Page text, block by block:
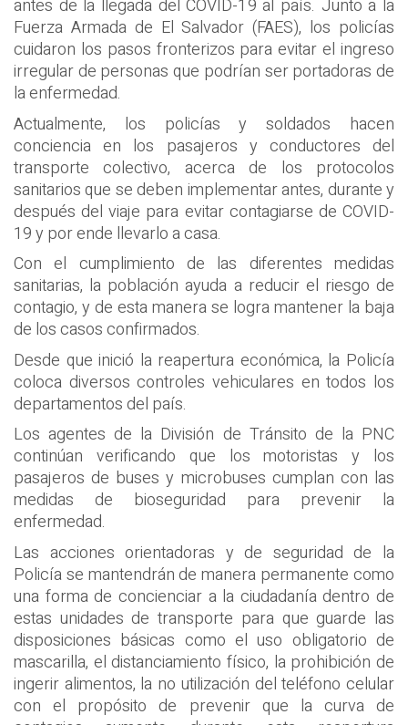
antes de la llegada del COVID-19 al país. Junto a la
Fuerza Armada de El Salvador (FAES), los policías
cuidaron los pasos fronterizos para evitar el ingreso
irregular de personas que podrían ser portadoras de
la enfermedad.
Actualmente, los policías y soldados hacen
conciencia en los pasajeros y conductores del
transporte colectivo, acerca de los protocolos
sanitarios que se deben implementar antes, durante y
después del viaje para evitar contagiarse de COVID-
19 y por ende llevarlo a casa.
Con el cumplimiento de las diferentes medidas
sanitarias, la población ayuda a reducir el riesgo de
contagio, y de esta manera se logra mantener la baja
de los casos confirmados.
Desde que inició la reapertura económica, la Policía
coloca diversos controles vehiculares en todos los
departamentos del país.
Los agentes de la División de Tránsito de la PNC
continúan verificando que los motoristas y los
pasajeros de buses y microbuses cumplan con las
medidas de bioseguridad para prevenir la
enfermedad.
Las acciones orientadoras y de seguridad de la
Policía se mantendrán de manera permanente como
una forma de concienciar a la ciudadanía dentro de
estas unidades de transporte para que guarde las
disposiciones básicas como el uso obligatorio de
mascarilla, el distanciamiento físico, la prohibición de
ingerir alimentos, la no utilización del teléfono celular
con el propósito de prevenir que la curva de